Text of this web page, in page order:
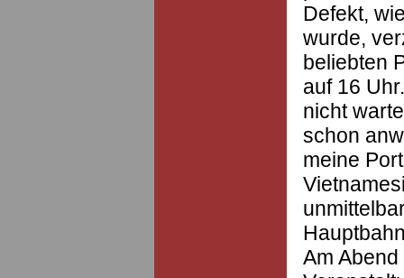
Defekt,
wurde,
beliebten
auf 16
nicht
schon
meine
Am